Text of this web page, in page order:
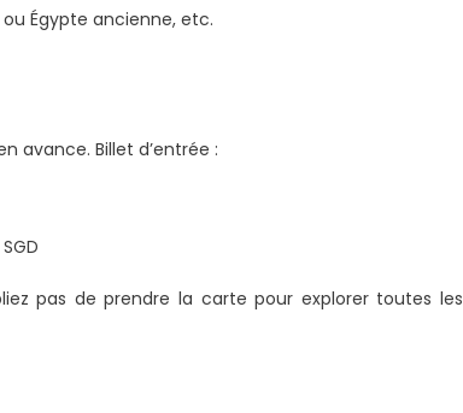
Égypte ancienne, etc.
avance. Billet d’entrée :
pas de prendre la carte pour explorer toutes les